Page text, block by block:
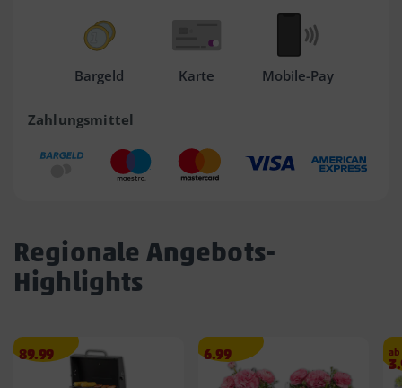
Bargeld Karte Mobile-Pay
Zahlungsmittel
Regionale Angebots-
Highlights
Angebotspreis
89.99
Angebotspreis
6.99
6.99 ab